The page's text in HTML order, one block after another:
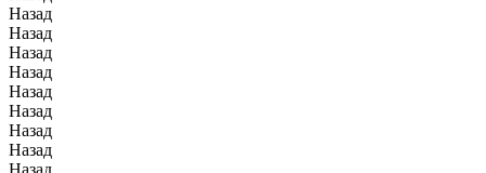
Назад
Назад
Назад
Назад
Назад
Назад
Назад
Назад
Назад